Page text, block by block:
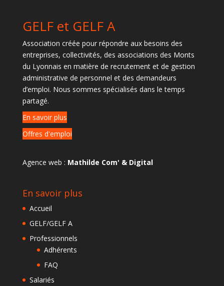
GELF et GELF A
Association créée pour répondre aux besoins des
entreprises, collectivités, des associations des Monts
du Lyonnais en matière de recrutement et de gestion
administrative de personnel et des demandeurs
d’emploi. Nous sommes spécialisés dans le temps
partagé.
En savoir plus
Offres d'emploi
Agence web : Mathilde Com' & Digital
En savoir plus
Accueil
GELF/GELF A
Professionnels
Adhérents
FAQ
Salariés